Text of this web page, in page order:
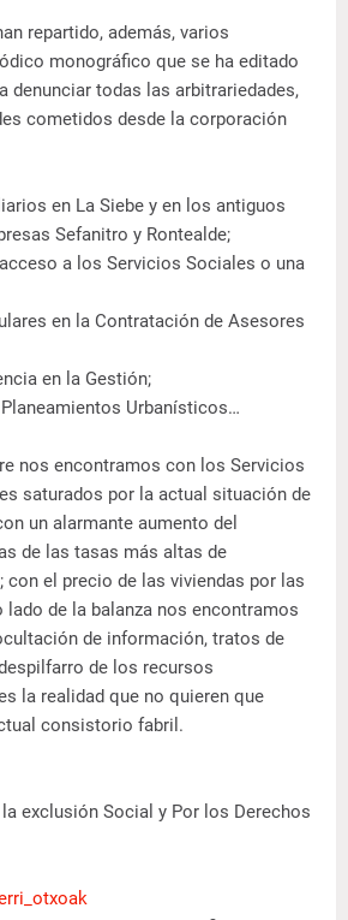
repartido, además, varios
monográfico que se ha editado
denunciar todas las arbitrariedades,
cometidos desde la corporación
en La Siebe y en los antiguos
Sefanitro y Rontealde;
a los Servicios Sociales o una
en la Contratación de Asesores
en la Gestión;
Urbanísticos…
nos encontramos con los Servicios
saturados por la actual situación de
un alarmante aumento del
de las tasas más altas de
con el precio de las viviendas por las
lado de la balanza nos encontramos
de información, tratos de
de los recursos
la realidad que no quieren que
consistorio fabril.
exclusión Social y Por los Derechos